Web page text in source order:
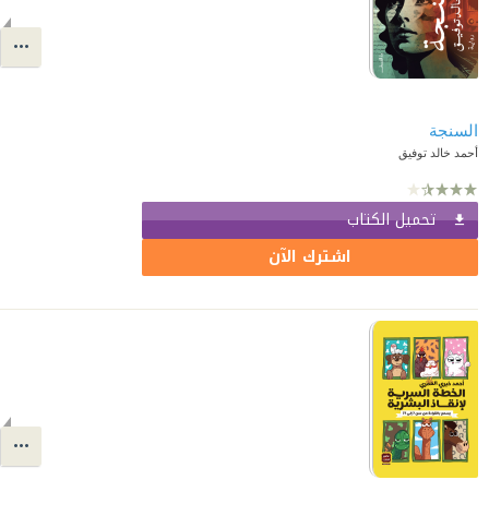
السنجة
أحمد خالد توفيق
تحميل الكتاب
اشترك الآن